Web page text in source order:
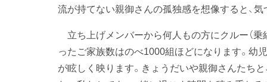
流が持てない親御さんの孤独感を想像すると、
立ち上げメンバーから何人もの方にクルー（
ったご家族数はのべ1000組ほどになります。幼
が眩しく映ります。きょうだいや親御さんたち